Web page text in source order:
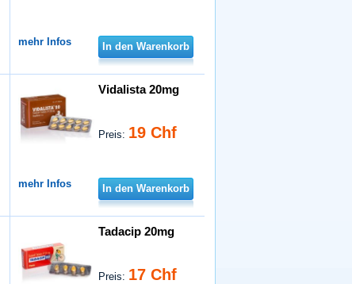
mehr Infos In den Warenkorb
Vidalista 20mg
Preis: 19 Chf
mehr Infos In den Warenkorb
Tadacip 20mg
Preis: 17 Chf